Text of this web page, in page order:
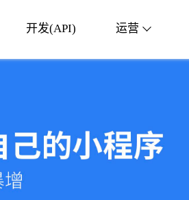
开发(API) 运营